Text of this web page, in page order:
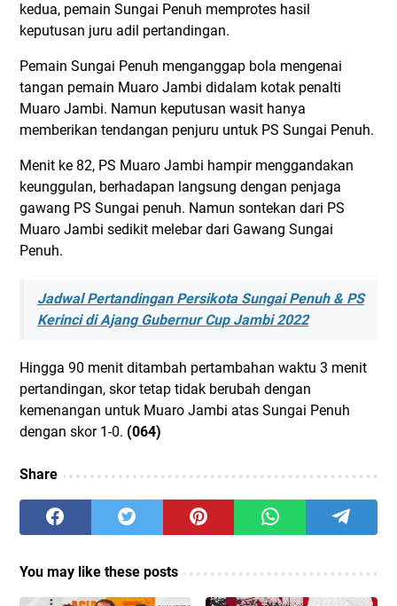
kedua, pemain Sungai Penuh memprotes hasil
keputusan juru adil pertandingan.
Pemain Sungai Penuh menganggap bola mengenai
tangan pemain Muaro Jambi didalam kotak penalti
Muaro Jambi. Namun keputusan wasit hanya
memberikan tendangan penjuru untuk PS Sungai Penuh.
Menit ke 82, PS Muaro Jambi hampir menggandakan
keunggulan, berhadapan langsung dengan penjaga
gawang PS Sungai penuh. Namun sontekan dari PS
Muaro Jambi sedikit melebar dari Gawang Sungai
Penuh.
Jadwal Pertandingan Persikota Sungai Penuh & PS
Kerinci di Ajang Gubernur Cup Jambi 2022
Hingga 90 menit ditambah pertambahan waktu 3 menit
pertandingan, skor tetap tidak berubah dengan
kemenangan untuk Muaro Jambi atas Sungai Penuh
dengan skor 1-0. (064)
Share
You may like these posts